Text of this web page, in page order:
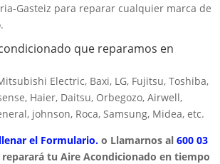
Gasteiz para reparar cualquier marca de
que reparamos en
Electric, Baxi, LG, Fujitsu, Toshiba,
Haier, Daitsu, Orbegozo, Airwell,
johnson, Roca, Samsung, Midea, etc.
el Formulario. o Llamarnos al 600 03
tu Aire Acondicionado en tiempo